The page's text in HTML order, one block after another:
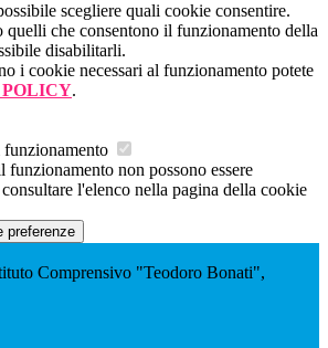
scegliere quali cookie consentire.
quelli che consentono il funzionamento della
disabilitarli.
i cookie necessari al funzionamento potete
.
funzionamento
funzionamento non possono essere
l'elenco nella pagina della cookie
preferenze
Comprensivo "Teodoro Bonati",